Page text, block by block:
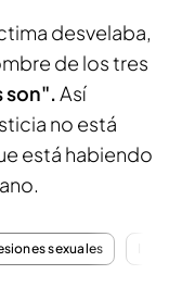
desvelaba,
de los tres
son".Así
no está
está habiendo
sexuales